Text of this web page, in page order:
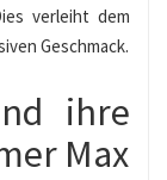
verleiht dem
Geschmack.
ihre
Max